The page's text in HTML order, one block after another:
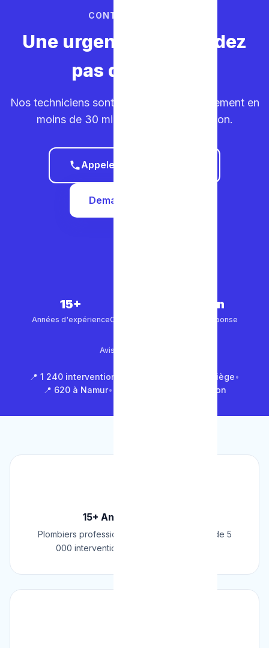
CONTACTEZ-NOUS
Une urgence ? Ne perdez
pas de temps.
Nos techniciens sont sur la route. Déplacement en
moins de 30 minutes dans votre région.
Appeler le 0465 68 51 58
Demander un devis
15+
Années d'expérienceClients satisfaits
30 min
Temps de réponse
Avis Google (500+)
📍 1 240 interventions à Bruxelles 📍 850 à Liège•
📍 620 à Namur• 📍 1 430 en Brabant Wallon
15+ Ans d'Expérience
Plombiers professionnels depuis 2009. Plus de 5
000 interventions réussies en Belgique.